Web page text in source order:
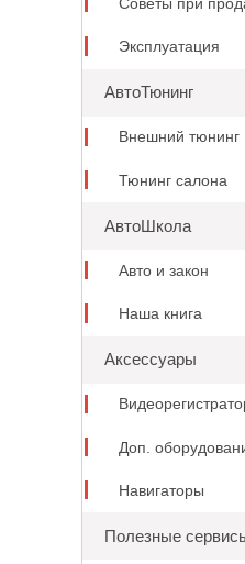
Советы при
Эксплуатация
АвтоТюнинг
Внешний тюнинг
Тюнинг салона
АвтоШкола
Авто и закон
Наша книга
Аксессуары
Доп.
Навигаторы
Полезные